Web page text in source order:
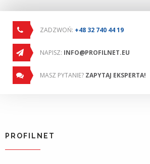
ZADZWOŃ: +48 32 740 44 19
NAPISZ: INFO@PROFILNET.EU
MASZ PYTANIE? ZAPYTAJ EKSPERTA!
PROFILNET